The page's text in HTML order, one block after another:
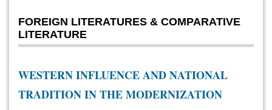
Department of Sinology-Nom Studies
Department of Arts Studies
Images - Events
FOREIGN LITERATURES & COMPARATIVE
LITERATURE
WESTERN INFLUENCE AND NATIONAL
TRADITION IN THE MODERNIZATION